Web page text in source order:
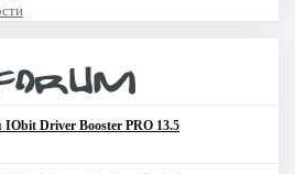
IObit Driver Booster PRO 13.5